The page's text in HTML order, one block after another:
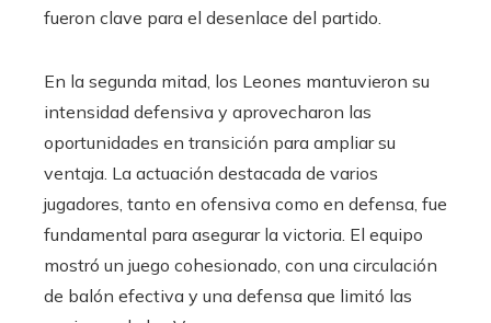
fueron clave para el desenlace del partido.
En la segunda mitad, los Leones mantuvieron su
intensidad defensiva y aprovecharon las
oportunidades en transición para ampliar su
ventaja. La actuación destacada de varios
jugadores, tanto en ofensiva como en defensa, fue
fundamental para asegurar la victoria. El equipo
mostró un juego cohesionado, con una circulación
de balón efectiva y una defensa que limitó las